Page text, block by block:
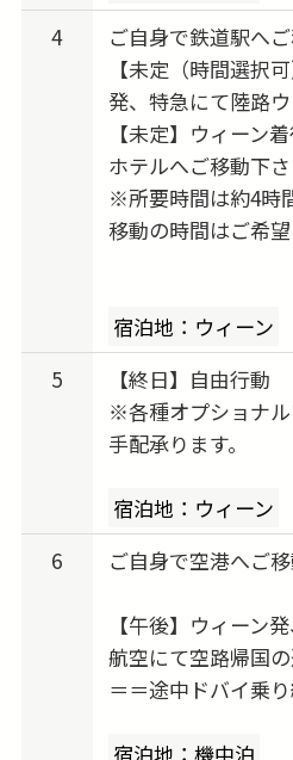
4
ご自身で鉄道駅へご
【未定（時間選択
発、特急にて陸路ウ
【未定】ウィーン
ホテルへご移動下さ
※所要時間は約4時
移動の時間はご希望
宿泊地：ウィーン
5
【終日】自由行動
※各種オプショナ
手配承ります。
宿泊地：ウィーン
6 ご自身で空港へご移
【午後】ウィーン
航空にて空路帰国の
＝＝途中ドバイ乗
宿泊地：機中泊